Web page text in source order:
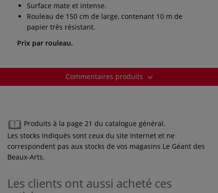
Surface mate et intense.
Rouleau de 150 cm de large, contenant 10 m de
papier très résistant.
Prix par rouleau.
Commentaires produits
Produits à la page 21 du catalogue général.
Les stocks indiqués sont ceux du site Internet et ne
correspondent pas aux stocks de vos magasins Le Géant des
Beaux-Arts.
Les clients ont aussi acheté ces